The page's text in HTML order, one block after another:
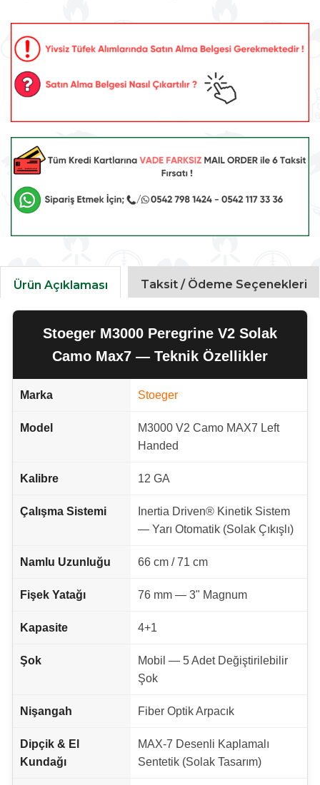
Ürün Açıklaması Taksit / Ödeme Seçenekleri
Stoeger M3000 Peregrine V2 Solak
Camo Max7 — Teknik Özellikler
Marka Stoeger
Model
M3000 V2 Camo MAX7 Left
Handed
Kalibre 12 GA
Çalışma Sistemi
Inertia Driven® Kinetik Sistem
— Yarı Otomatik (Solak Çıkışlı)
Namlu Uzunluğu 66 cm / 71 cm
Fişek Yatağı 76 mm — 3" Magnum
Kapasite 4+1
Şok
Mobil — 5 Adet Değiştirilebilir
Şok
Nişangah Fiber Optik Arpacık
Dipçik & El
Kundağı
MAX-7 Desenli Kaplamalı
Sentetik (Solak Tasarım)